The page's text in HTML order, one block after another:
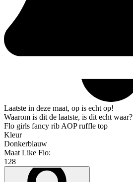
Laatste in deze maat, op is echt op!
Waarom is dit de laatste, is dit echt waar?
Flo girls fancy rib AOP ruffle top
Kleur
Donkerblauw
Maat Like Flo:
128